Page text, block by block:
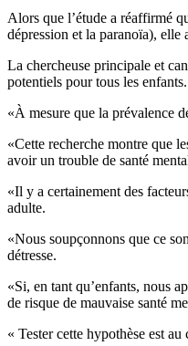
Alors que l’étude a réaffirmé
dépression et la paranoïa), elle
La chercheuse principale et
potentiels pour tous les enfants.
«À mesure que la prévalence
«Cette recherche montre que
avoir un trouble de santé
«Il y a certainement des
adulte.
«Nous soupçonnons que ce
détresse.
«Si, en tant qu’enfants, nous
de risque de mauvaise santé
« Tester cette hypothèse est